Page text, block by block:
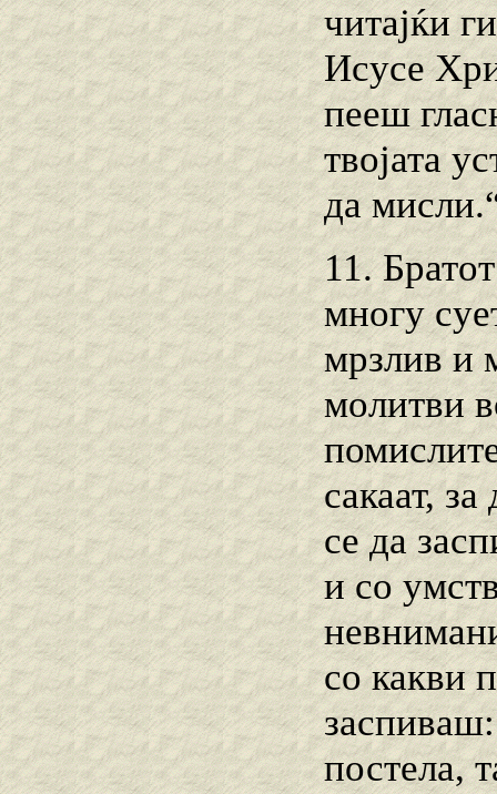
читајќи
Исусе
пееш
твојата
да
11.
многу
мрзлив и
молитви
сакаат,
се да
и со
со какви
заспиваш:
постела,